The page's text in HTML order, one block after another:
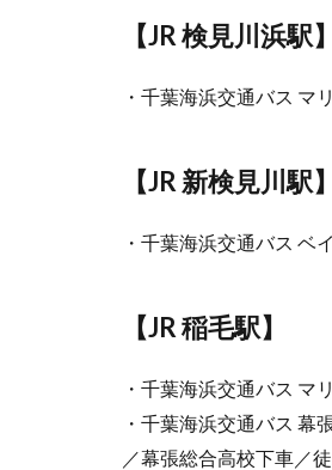
【JR 検見川浜駅】
・千葉海浜交通バス マ
【JR 新検見川駅】
・千葉海浜交通バス ベ
【JR 稲毛駅】
・千葉海浜交通バス マ
・千葉海浜交通バス
／幕張総合高校下車／